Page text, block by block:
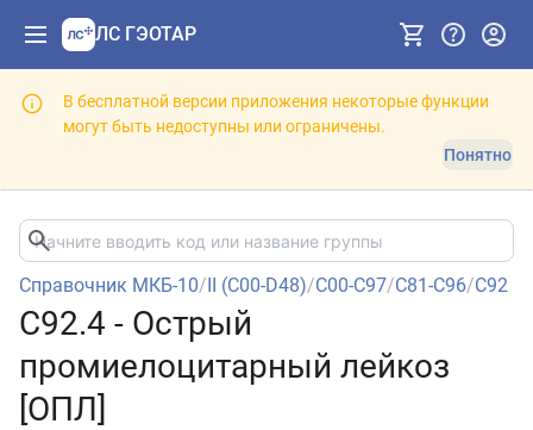
ЛС ГЭОТАР
В бесплатной версии приложения некоторые функции
могут быть недоступны или ограничены.
Понятно
Справочник МКБ-10/II (C00-D48)/C00-C97/C81-C96/C92
C92.4 - Острый
промиелоцитарный лейкоз
[ОПЛ]